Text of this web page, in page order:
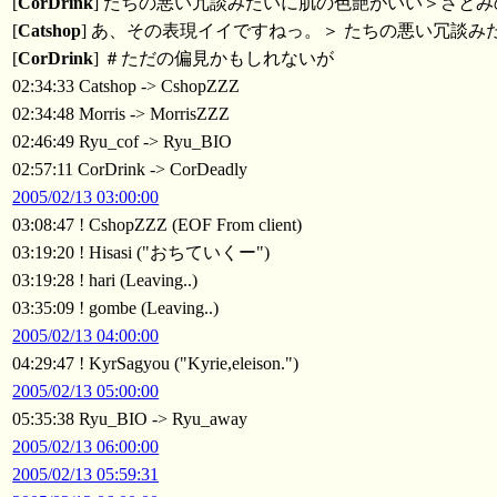
[Catshop] あ、その表現イイですねっ。＞ たちの悪い冗談み
[CorDrink] ＃ただの偏見かもしれないが
02:34:33 Catshop -> CshopZZZ
02:34:48 Morris -> MorrisZZZ
02:46:49 Ryu_cof -> Ryu_BIO
02:57:11 CorDrink -> CorDeadly
2005/02/13 03:00:00
03:08:47 ! CshopZZZ (EOF From client)
03:19:20 ! Hisasi ("おちていくー")
03:19:28 ! hari (Leaving..)
03:35:09 ! gombe (Leaving..)
2005/02/13 04:00:00
04:29:47 ! KyrSagyou ("Kyrie,eleison.")
2005/02/13 05:00:00
05:35:38 Ryu_BIO -> Ryu_away
2005/02/13 06:00:00
2005/02/13 05:59:31